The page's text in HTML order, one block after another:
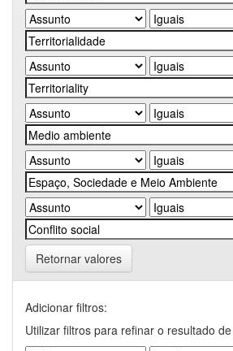
Retornar valores
Adicionar filtros:
Utilizar filtros para refinar o resultado